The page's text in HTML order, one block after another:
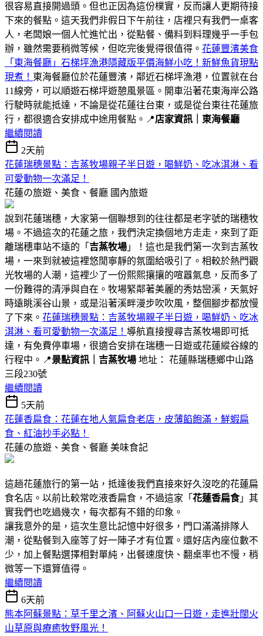
很容易直接開過頭。但也正因為這份樸實，反而讓人更期待接
下來的餐點。這天我們非假日下午前往，店裡只有我們一桌客
人，老闆娘一個人忙進忙出，從點餐、備料到料理幾乎一手包
辦，雖然需要稍微等候，但吃完後覺得很值得。 花蓮豐濱美食
「東海餐廳」石梯坪漁港隱藏版平價海鮮小吃！新鮮魚貨現點
現煮！ 東海餐廳位於花蓮豐濱，鄰近石梯坪漁港，位置就在台
11線旁，可以順遊石梯坪遊憩風景區。開車沿著花東海岸公路
行駛時就能抵達，不論是從花蓮往台東，或是從台東往花蓮旅
行，都很適合安排成中途用餐點。📍店家資訊｜東海餐廳
繼續閱讀
2天前
花蓮瑞穗景點：吉蒸牧場親子半日遊，喝鮮奶、吃冰淇淋、看
可愛動物一次滿足！
花蓮の旅遊、美食、餐廳 國內旅遊
說到花蓮瑞穗，大家第一個聯想到的往往都是老字號的瑞穗牧
場。不過這次的花蓮之旅，我們決定換個地方走走，來到了距
離瑞穗車站不遠的「 吉蒸牧場 」！這也是我們第一次到吉蒸牧
場，一來到就被這裡悠閒寧靜的氛圍給吸引了。相較於熱門觀
光牧場的人潮，這裡少了一份熙熙攘攘的喧囂氣息，反而多了
一份難得的清淨與自在。牧場緊鄰著美麗的秀姑巒溪，天氣好
時遠眺溪谷山景，或是沿著溪畔漫步吹吹風，整個腳步都放慢
了下來。 花蓮瑞穗景點：吉蒸牧場親子半日遊，喝鮮奶、吃冰
淇淋、看可愛動物一次滿足！ 導航直接搜尋吉蒸牧場即可抵
達，有免費停車場，很適合安排在瑞穗一日遊或花蓮縱谷線的
行程中。📍景點資訊｜吉蒸牧場 地址： 花蓮縣瑞穗鄉中山路
三段230號
繼續閱讀
5天前
花蓮香扁食：花蓮在地人氣扁食老店，皮薄餡飽滿，鮮蝦扁
食、紅油抄手必點！
花蓮の旅遊、美食、餐廳 美味食記
這趟花蓮旅行的第一站，抵達後我們直接來好久沒吃的花蓮扁
食名店。以前比較常吃液香扁食，不過這家「 花蓮香扁食」其
實我們也吃過幾次，每次都有不錯的印象。
讓我意外的是，這次生意比記憶中好很多，門口滿滿排隊人
潮，從點餐到入座等了好一陣子才有位置。還好店內座位數不
少，加上餐點選擇相對單純，出餐速度快、翻桌率也不慢，稍
微等一下還算值得。
繼續閱讀
6天前
熊本阿蘇景點：草千里之濱、阿蘇火山口一日遊，走進壯闊火
山草原與療癒牧野風光！